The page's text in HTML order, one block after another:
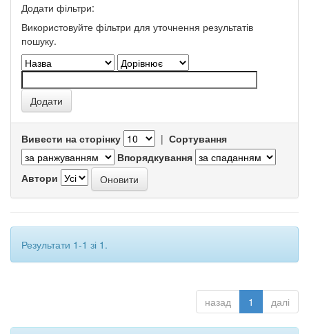
Додати фільтри:
Використовуйте фільтри для уточнення результатів
пошуку.
Вивести на сторінку | Сортування
Впорядкування
Автори
Результати 1-1 зі 1.
назад 1 далі